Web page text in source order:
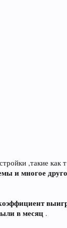
,такие как
и многое
в месяц .